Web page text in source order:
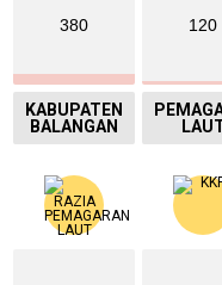
380
KABUPATEN
BALANGAN
120